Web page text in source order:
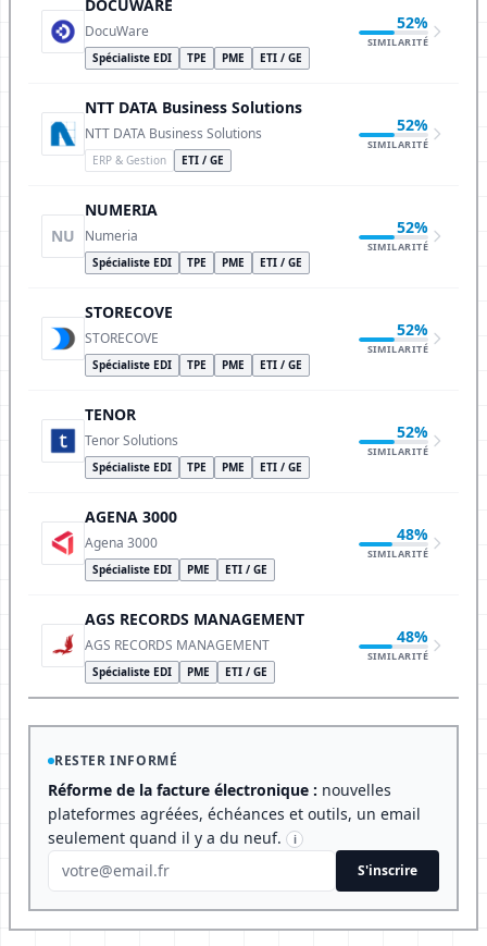
DOCUWARE
DocuWare
Spécialiste EDI TPE PME ETI / GE
52%
SIMILARITÉ
NTT DATA Business Solutions
NTT DATA Business Solutions
ERP & Gestion ETI / GE
52%
SIMILARITÉ
NU
NUMERIA
Numeria
Spécialiste EDI TPE PME ETI / GE
52%
SIMILARITÉ
STORECOVE
STORECOVE
Spécialiste EDI TPE PME ETI / GE
52%
SIMILARITÉ
TENOR
Tenor Solutions
Spécialiste EDI TPE PME ETI / GE
52%
SIMILARITÉ
AGENA 3000
Agena 3000
Spécialiste EDI PME ETI / GE
48%
SIMILARITÉ
AGS RECORDS MANAGEMENT
AGS RECORDS MANAGEMENT
Spécialiste EDI PME ETI / GE
48%
SIMILARITÉ
RESTER INFORMÉ
Réforme de la facture électronique : nouvelles
plateformes agréées, échéances et outils, un email
seulement quand il y a du neuf.
i
S'inscrire